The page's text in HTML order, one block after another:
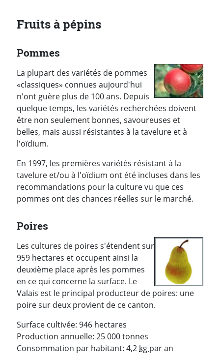
Fruits à pépins
Pommes
La plupart des variétés de pommes
«classiques» connues aujourd'hui
n'ont guère plus de 100 ans. Depuis
quelque temps, les variétés recherchées doivent
être non seulement bonnes, savoureuses et
belles, mais aussi résistantes à la tavelure et à
l'oïdium.
En 1997, les premières variétés résistant à la
tavelure et/ou à l'oïdium ont été incluses dans les
recommandations pour la culture vu que ces
pommes ont des chances réelles sur le marché.
Poires
Les cultures de poires s'étendent sur
959 hectares et occupent ainsi la
deuxième place après les pommes
en ce qui concerne la surface. Le
Valais est le principal producteur de poires: une
poire sur deux provient de ce canton.
Surface cultivée: 946 hectares
Production annuelle: 25 000 tonnes
Consommation par habitant: 4,2 kg par an